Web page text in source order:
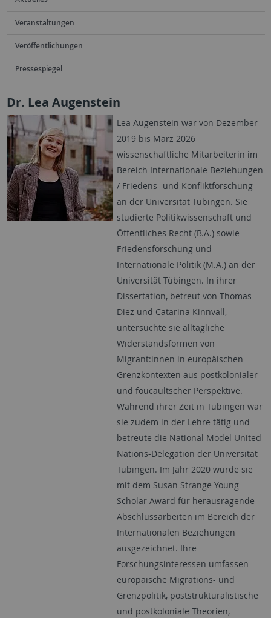
Veranstaltungen
Veröffentlichungen
Pressespiegel
Dr. Lea Augenstein
Lea Augenstein war von Dezember
2019 bis März 2026
wissenschaftliche Mitarbeiterin im
Bereich Internationale Beziehungen
/ Friedens- und Konfliktforschung
an der Universität Tübingen. Sie
studierte Politikwissenschaft und
Öffentliches Recht (B.A.) sowie
Friedensforschung und
Internationale Politik (M.A.) an der
Universität Tübingen. In ihrer
Dissertation, betreut von Thomas
Diez und Catarina Kinnvall,
untersuchte sie alltägliche
Widerstandsformen von
Migrant:innen in europäischen
Grenzkontexten aus postkolonialer
und foucaultscher Perspektive.
Während ihrer Zeit in Tübingen war
sie zudem in der Lehre tätig und
betreute die National Model United
Nations-Delegation der Universität
Tübingen. Im Jahr 2020 wurde sie
mit dem Susan Strange Young
Scholar Award für herausragende
Abschlussarbeiten im Bereich der
Internationalen Beziehungen
ausgezeichnet. Ihre
Forschungsinteressen umfassen
europäische Migrations- und
Grenzpolitik, poststrukturalistische
und postkoloniale Theorien,